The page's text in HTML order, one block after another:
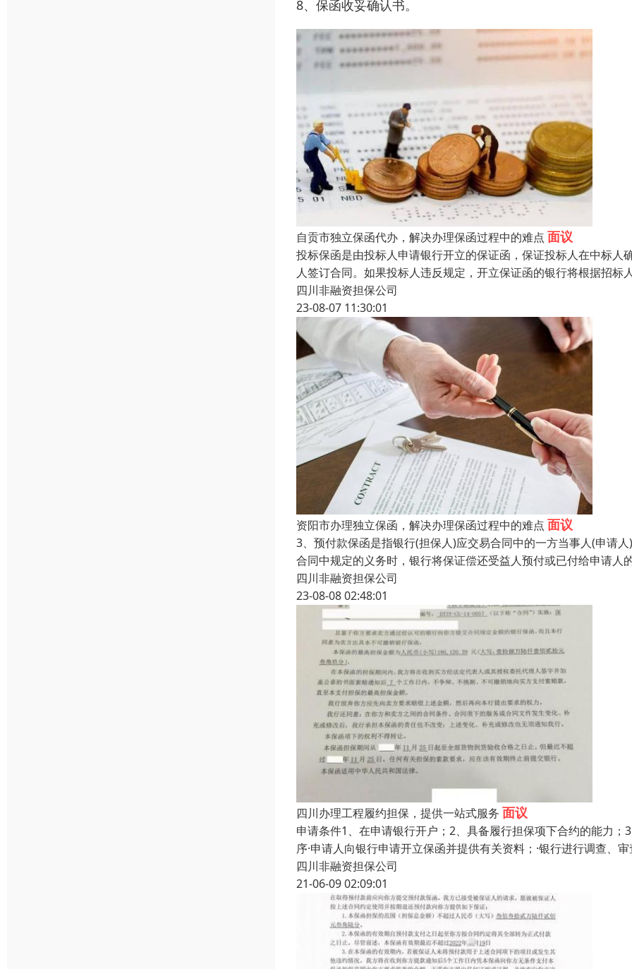
8、保函收妥确认书。
自贡市独立保函代办，解决办理保函过程中的难点 面议
投标保函是由投标人申请银行开立的保证函，保证投标人在中标
人签订合同。如果投标人违反规定，开立保证函的银行将根据招
四川非融资担保公司
23-08-07 11:30:01
资阳市办理独立保函，解决办理保函过程中的难点 面议
3、预付款保函是指银行(担保人)应交易合同中的一方当事人(申请
合同中规定的义务时，银行将保证偿还受益人预付或已付给申请
四川非融资担保公司
23-08-08 02:48:01
四川办理工程履约担保，提供一站式服务 面议
申请条件1、在申请银行开户；2、具备履行担保项下合约的能力
序·申请人向银行申请开立保函并提供有关资料；·银行进行调查、
四川非融资担保公司
21-06-09 02:09:01